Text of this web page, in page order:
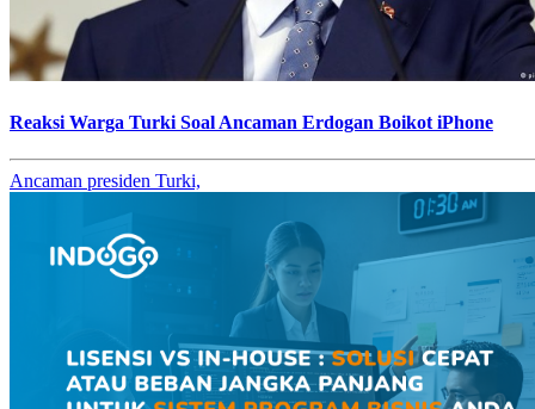
Reaksi Warga Turki Soal Ancaman Erdogan Boikot iPhone
Ancaman presiden Turki,